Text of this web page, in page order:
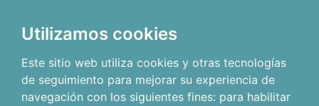
Utilizamos cookies
Este sitio web utiliza cookies y otras tecnologías
de seguimiento para mejorar su experiencia de
navegación con los siguientes fines: para habilitar